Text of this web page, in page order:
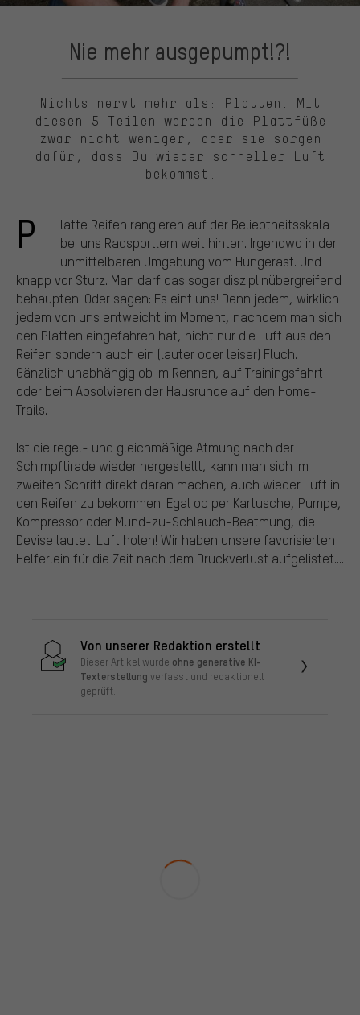
Nie mehr ausgepumpt!?!
Nichts nervt mehr als: Platten. Mit
diesen 5 Teilen werden die Plattfüße
zwar nicht weniger, aber sie sorgen
dafür, dass Du wieder schneller Luft
bekommst.
P
latte Reifen rangieren auf der Beliebtheitsskala
bei uns Radsportlern weit hinten. Irgendwo in der
unmittelbaren Umgebung vom Hungerast. Und
knapp vor Sturz. Man darf das sogar disziplinübergreifend
behaupten. Oder sagen: Es eint uns! Denn jedem, wirklich
jedem von uns entweicht im Moment, nachdem man sich
den Platten eingefahren hat, nicht nur die Luft aus den
Reifen sondern auch ein (lauter oder leiser) Fluch.
Gänzlich unabhängig ob im Rennen, auf Trainingsfahrt
oder beim Absolvieren der Hausrunde auf den Home-
Trails.
Ist die regel- und gleichmäßige Atmung nach der
Schimpftirade wieder hergestellt, kann man sich im
zweiten Schritt direkt daran machen, auch wieder Luft in
den Reifen zu bekommen. Egal ob per Kartusche, Pumpe,
Kompressor oder Mund-zu-Schlauch-Beatmung, die
Devise lautet: Luft holen! Wir haben unsere favorisierten
Helferlein für die Zeit nach dem Druckverlust aufgelistet....
Von unserer Redaktion erstellt
Dieser Artikel wurde ohne generative KI-
Texterstellung verfasst und redaktionell
geprüft.